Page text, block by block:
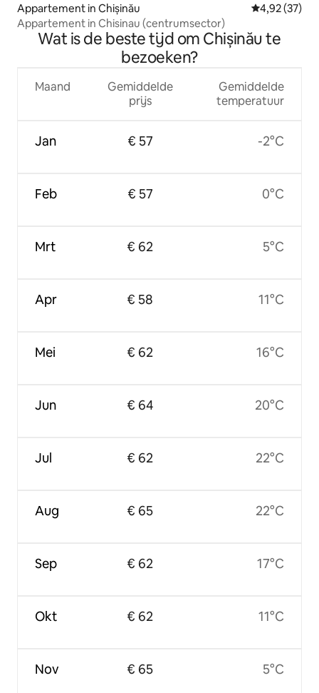
Appartement in Chișinău Gemiddelde
4,92 (37)
Appartement in Chisinau (centrumsector)
Wat is de beste tijd om Chișinău te
bezoeken?
Maand
Jan
Feb
Mrt
Apr
Mei
Jun
Jul
Aug
Sep
Okt
Nov
Gemiddelde
prijs
€ 57
€ 57
€ 62
€ 58
€ 62
€ 64
€ 62
€ 65
€ 62
€ 62
€ 65
Gemiddelde
temperatuur
-2°C
0°C
5°C
11°C
16°C
20°C
22°C
22°C
17°C
11°C
5°C